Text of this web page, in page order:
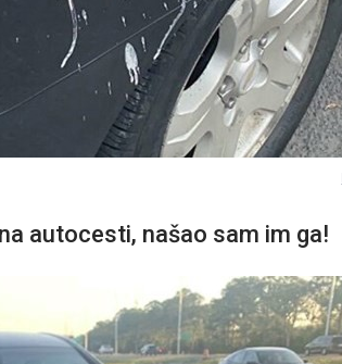
autocesti, našao sam im ga!